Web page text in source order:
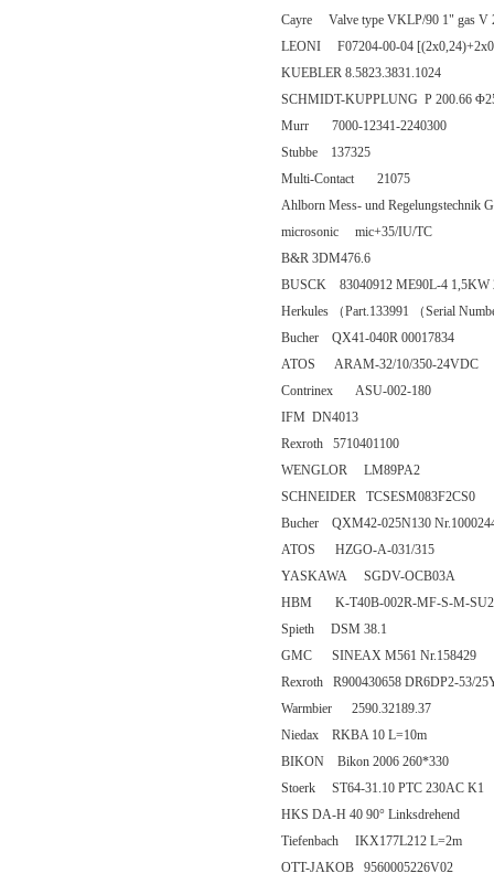
Cayre Valve type VKLP/90 1" gas V
LEONI F07204-00-04
KUEBLER 8.5823.3831.1024
SCHMIDT-KUPPLUNG P 200.66
Murr 7000-12341-2240300
Stubbe 137325
Multi-Contact 21075
Ahlborn Mess- und Regelungstechnik
microsonic mic+35/IU/TC
B&R 3DM476.6
BUSCK 83040912 ME90L-4 1,5KW
Herkules （Part.133991 （Serial
Bucher QX41-040R 00017834
ATOS ARAM-32/10/350-24VDC
Contrinex ASU-002-180
IFM DN4013
Rexroth 5710401100
WENGLOR LM89PA2
SCHNEIDER TCSESM083F2CS0
Bucher QXM42-025N130
ATOS HZGO-A-031/315
YASKAWA SGDV-OCB03A
HBM K-T40B-002R-MF-S-M-
Spieth DSM 38.1
GMC SINEAX M561 Nr.158429
Rexroth R900430658 DR6DP2-53/
Warmbier 2590.32189.37
Niedax RKBA 10 L=10m
BIKON Bikon 2006 260*330
Stoerk ST64-31.10 PTC 230AC K1
HKS DA-H 40 90° Linksdrehend
Tiefenbach IKX177L212 L=2m
OTT-JAKOB 9560005226V02